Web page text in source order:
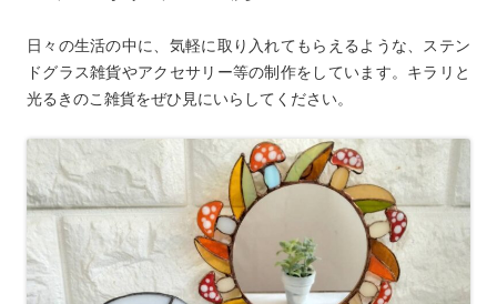
日々の生活の中に、気軽に取り入れてもらえるような、ステン
ドグラス雑貨やアクセサリー等の制作をしています。キラリと
光るきのこ雑貨をぜひ見にいらしてください。